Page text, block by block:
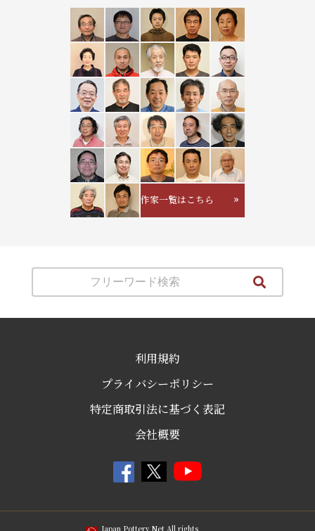
作家一覧はこちら
利用規約
プライバシーポリシー
特定商取引法に基づく表記
会社概要
Japan Pottery Net All rights